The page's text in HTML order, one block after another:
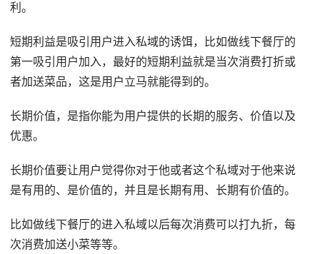
利。
短期利益是吸引用户进入私域的诱饵，比如做线下餐厅的
第一吸引用户加入，最好的短期利益就是当次消费打折或
者加送菜品，这是用户立马就能得到的。
长期价值，是指你能为用户提供的长期的服务、价值以及
优惠。
长期价值要让用户觉得你对于他或者这个私域对于他来说
是有用的、是价值的，并且是长期有用、长期有价值的。
比如做线下餐厅的进入私域以后每次消费可以打九折，每
次消费加送小菜等等。